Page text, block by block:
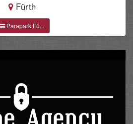
Fürth
Parapark Fü...